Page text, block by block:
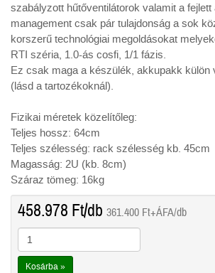
szabályzott hűtőventilátorok valamit a
management csak pár tulajdonság a sok
korszerű technológiai megoldásokat
RTI széria, 1.0-ás cosfi, 1/1 fázis.
Ez csak maga a készülék, akkupakk külön
(lásd a tartozékoknál).
Fizikai méretek közelítőleg:
Teljes hossz: 64cm
Teljes szélesség: rack szélesség kb. 45cm
Magasság: 2U (kb. 8cm)
Száraz tömeg: 16kg
458.978 Ft/db 361.400 Ft+ÁFA/db
Kosárba »